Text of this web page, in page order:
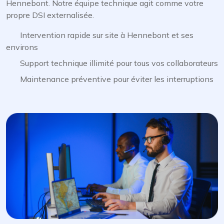
Hennebont. Notre équipe technique agit comme votre
propre DSI externalisée.
Intervention rapide sur site à Hennebont et ses
environs
Support technique illimité pour tous vos collaborateurs
Maintenance préventive pour éviter les interruptions